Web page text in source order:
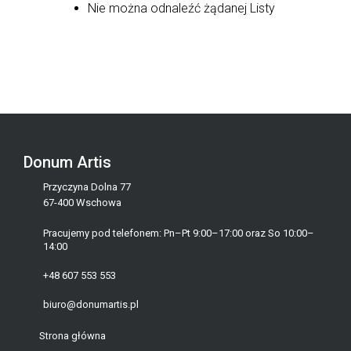
Nie można odnaleźć żądanej Listy
Donum Artis
Przyczyna Dolna 77
67-400 Wschowa
Pracujemy pod telefonem: Pn–Pt 9:00–17:00 oraz So 10:00–
14:00
+48 607 553 553
biuro@donumartis.pl
Strona główna